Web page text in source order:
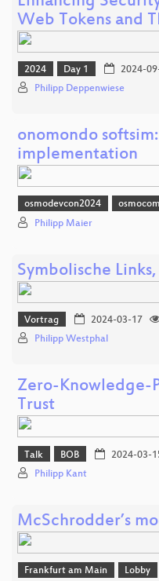
Web Tokens and
2024 Day 1 2024-
Philipp Deppenwiese
onomondo
implementation
osmodevcon2024 osmocom
Philipp Maier
Symbolische
Vortrag 2024-03-17
Philipp Westphal
Zero-Knowledge-
Trust
Talk BOB 2024-03-
Philipp Kant
McSchrodder’s
Frankfurt am Main Lobby